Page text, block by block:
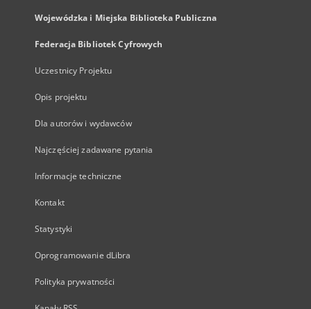
Wojewódzka i Miejska Biblioteka Publiczna
Federacja Bibliotek Cyfrowych
Uczestnicy Projektu
Opis projektu
Dla autorów i wydawców
Najczęściej zadawane pytania
Informacje techniczne
Kontakt
Statystyki
Oprogramowanie dLibra
Polityka prywatności